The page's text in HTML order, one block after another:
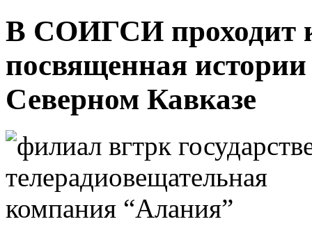
В СОИГСИ проходит
посвященная
Северном Кавказе